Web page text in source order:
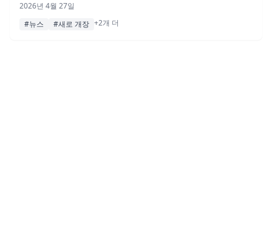
진행합니다.
2026년 4월 27일
#뉴스
#새로 개장 +2개 더